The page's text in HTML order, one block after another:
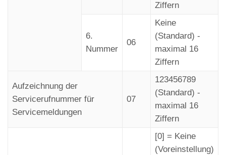
Ziffern
6.
Nummer
06
Keine
(Standard) -
maximal 16
Ziffern
Aufzeichnung der
Servicerufnummer für
Servicemeldungen
07
123456789
(Standard) -
maximal 16
Ziffern
[0] = Keine
(Voreinstellung)